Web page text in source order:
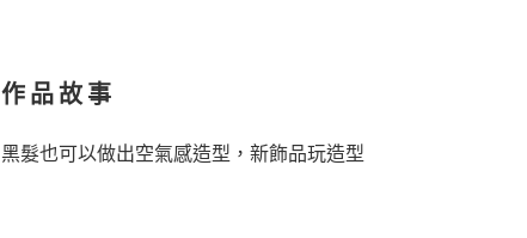
作品故事
黑髮也可以做出空氣感造型，新飾品玩造型